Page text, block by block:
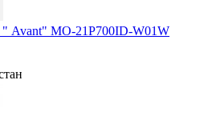
Avant" MO-21P700ID-W01W